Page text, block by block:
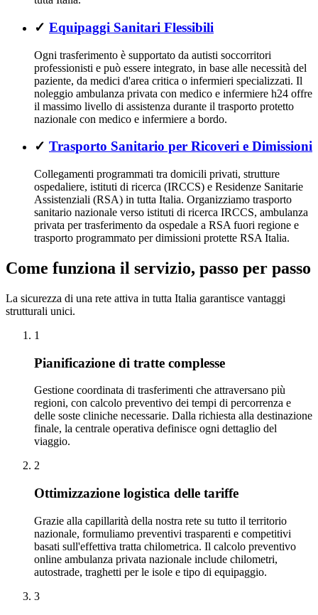
✓ Equipaggi Sanitari Flessibili
Ogni trasferimento è supportato da autisti soccorritori
professionisti e può essere integrato, in base alle necessità del
paziente, da medici d'area critica o infermieri specializzati. Il
noleggio ambulanza privata con medico e infermiere h24 offre
il massimo livello di assistenza durante il trasporto protetto
nazionale con medico e infermiere a bordo.
✓ Trasporto Sanitario per Ricoveri e Dimissioni
Collegamenti programmati tra domicili privati, strutture
ospedaliere, istituti di ricerca (IRCCS) e Residenze Sanitarie
Assistenziali (RSA) in tutta Italia. Organizziamo trasporto
sanitario nazionale verso istituti di ricerca IRCCS, ambulanza
privata per trasferimento da ospedale a RSA fuori regione e
trasporto programmato per dimissioni protette RSA Italia.
Come funziona il servizio, passo per passo
La sicurezza di una rete attiva in tutta Italia garantisce vantaggi
strutturali unici.
1
Pianificazione di tratte complesse
Gestione coordinata di trasferimenti che attraversano più
regioni, con calcolo preventivo dei tempi di percorrenza e
delle soste cliniche necessarie. Dalla richiesta alla destinazione
finale, la centrale operativa definisce ogni dettaglio del
viaggio.
2
Ottimizzazione logistica delle tariffe
Grazie alla capillarità della nostra rete su tutto il territorio
nazionale, formuliamo preventivi trasparenti e competitivi
basati sull'effettiva tratta chilometrica. Il calcolo preventivo
online ambulanza privata nazionale include chilometri,
autostrade, traghetti per le isole e tipo di equipaggio.
3